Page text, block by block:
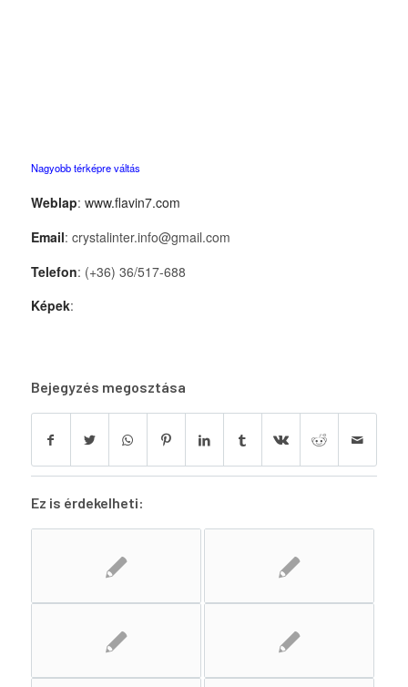
Nagyobb térképre váltás
Weblap: www.flavin7.com
Email: crystalinter.info@gmail.com
Telefon: (+36) 36/517-688
Képek:
Bejegyzés megosztása
Ez is érdekelheti: